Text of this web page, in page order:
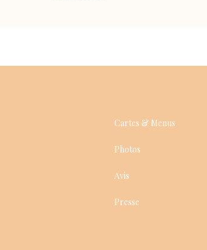
Cartes & Menus
Photos
Avis
Presse